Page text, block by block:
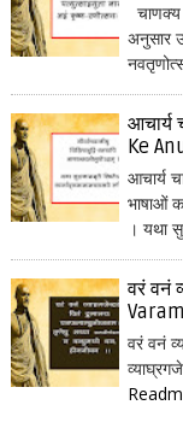
अनुसार
आचार्य
Ke
आचार्य
भाषाओं
। यथा
वरं वनं
वरं वनं